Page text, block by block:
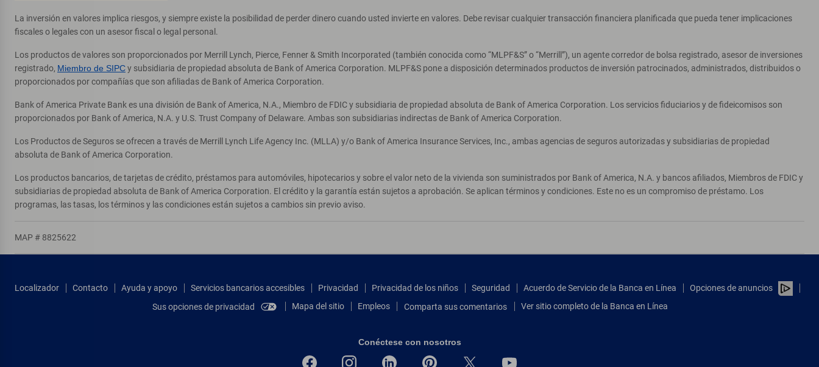
La inversión en valores implica riesgos, y siempre existe la posibilidad de perder dinero cuando usted invierte en valores. Debe revisar cualquier transacción financiera planificada que pueda tener implicaciones
fiscales o legales con un asesor fiscal o legal personal.
Los productos de valores son proporcionados por Merrill Lynch, Pierce, Fenner & Smith Incorporated (también conocida como “MLPF&S” o “Merrill”), un agente corredor de bolsa registrado, asesor de inversiones
registrado, Miembro de SIPCy subsidiaria de propiedad absoluta de Bank of America Corporation. MLPF&S pone a disposición determinados productos de inversión patrocinados, administrados, distribuidos o
proporcionados por compañías que son afiliadas de Bank of America Corporation.
Bank of America Private Bank es una división de Bank of America, N.A., Miembro de FDIC y subsidiaria de propiedad absoluta de Bank of America Corporation. Los servicios fiduciarios y de fideicomisos son
proporcionados por Bank of America, N.A. y U.S. Trust Company of Delaware. Ambas son subsidiarias indirectas de Bank of America Corporation.
Los Productos de Seguros se ofrecen a través de Merrill Lynch Life Agency Inc. (MLLA) y/o Bank of America Insurance Services, Inc., ambas agencias de seguros autorizadas y subsidiarias de propiedad
absoluta de Bank of America Corporation.
Los productos bancarios, de tarjetas de crédito, préstamos para automóviles, hipotecarios y sobre el valor neto de la vivienda son suministrados por Bank of America, N.A. y bancos afiliados, Miembros de FDIC y
subsidiarias de propiedad absoluta de Bank of America Corporation. El crédito y la garantía están sujetos a aprobación. Se aplican términos y condiciones. Este no es un compromiso de préstamo. Los
programas, las tasas, los términos y las condiciones están sujetos a cambios sin previo aviso.
MAP # 8825622
Localizador Contacto Ayuda y apoyo Servicios bancarios accesibles Privacidad Privacidad de los niños Seguridad Acuerdo de Servicio de la Banca en Línea
Opciones de anuncios
Sus opciones de privacidad
Mapa del sitio Empleos Comparta sus comentarios Ver sitio completo de la Banca en Línea
Conéctese con nosotros